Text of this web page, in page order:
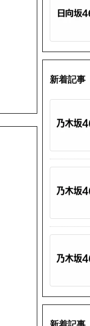
新着記事